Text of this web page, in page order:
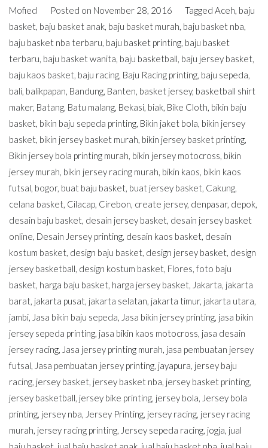
Mofied
Posted on November 28, 2016 Tagged Aceh baju
basket baju basket anak baju basket murah baju basket nba
baju basket nba terbaru baju basket printing baju basket
terbaru baju basket wanita baju basketball baju jersey basket
baju kaos basket baju racing Baju Racing printing baju sepeda
bali balikpapan Bandung Banten basket jersey, basketball shirt
maker, Batang Batu malang Bekasi biak Bike Cloth bikin baju
basket bikin baju sepeda printing Bikin jaket bola bikin jersey
basket bikin jersey basket murah bikin jersey basket printing
Bikin jersey bola printing murah bikin jersey motocross bikin
jersey murah bikin jersey racing murah bikin kaos bikin kaos
futsal bogor, buat baju basket buat jersey basket Cakung
celana basket Cilacap Cirebon create jersey, denpasar, depok
desain baju basket desain jersey basket desain jersey basket
online Desain Jersey printing desain kaos basket desain
kostum basket design baju basket design jersey basket design
jersey basketball design kostum basket Flores foto baju
basket harga baju basket harga jersey basket Jakarta jakarta
barat jakarta pusat jakarta selatan jakarta timur, jakarta utara
jambi Jasa bikin baju sepeda Jasa bikin jersey printing jasa bikin
jersey sepeda printing jasa bikin kaos motocross jasa desain
jersey racing Jasa jersey printing murah jasa pembuatan jersey
futsal
Jasa pembuatan jersey printing jayapura jersey baju
racing jersey basket jersey basket nba jersey basket printing
jersey basketball jersey bike printing jersey bola
Jersey bola
printing jersey nba Jersey Printing jersey racing jersey racing
murah jersey racing printing Jersey sepeda racing jogja jual